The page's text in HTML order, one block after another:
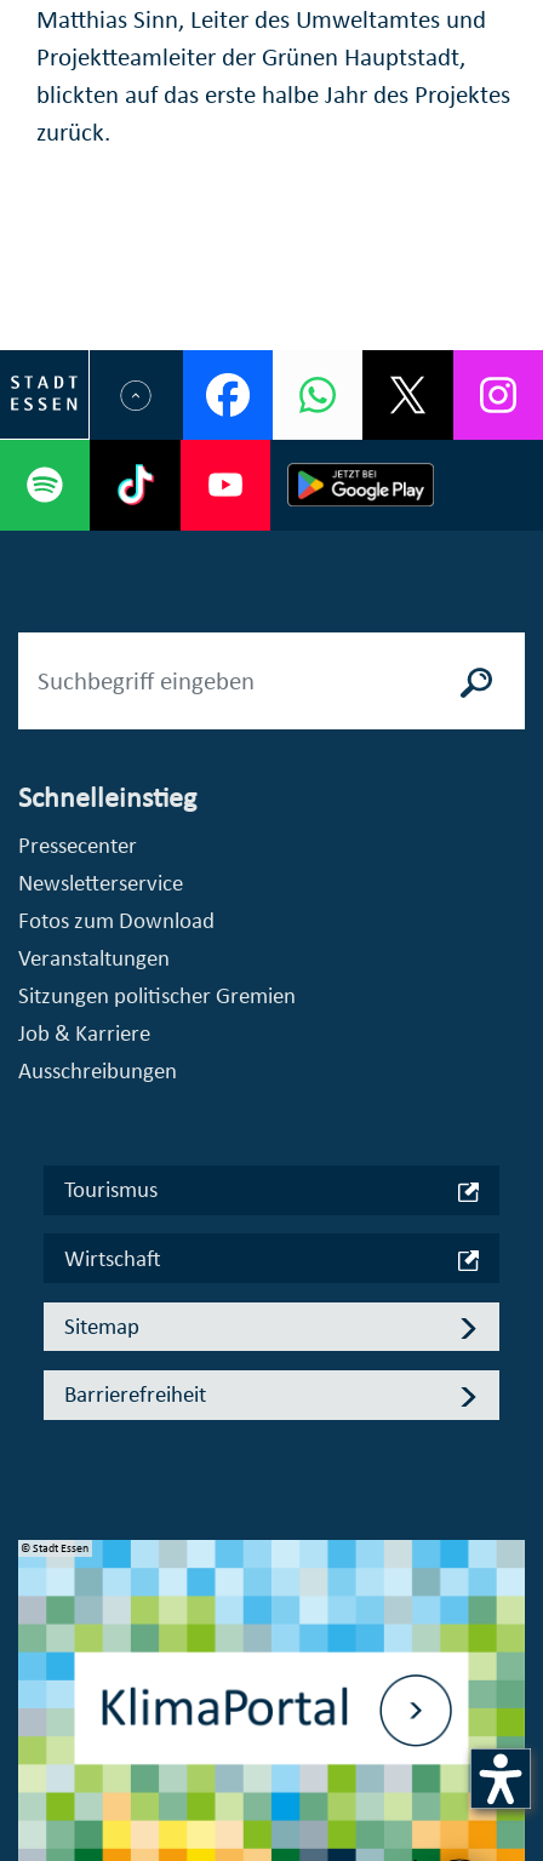
Matthias Sinn, Leiter des Umweltamtes und
Projektteamleiter der Grünen Hauptstadt,
blickten auf das erste halbe Jahr des Projektes
zurück.
Schnelleinstieg
Pressecenter
Newsletterservice
Fotos zum Download
Veranstaltungen
Sitzungen politischer Gremien
Job & Karriere
Ausschreibungen
Tourismus
Wirtschaft
Sitemap
Barrierefreiheit
© Stadt Essen